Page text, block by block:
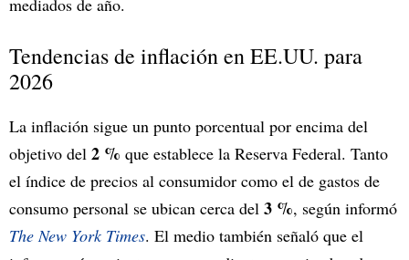
Tendencias de inflación en EE.UU. para
2026
La inflación sigue un punto porcentual por encima del
objetivo del 2 % que establece la Reserva Federal. Tanto
el índice de precios al consumidor como el de gastos de
consumo personal se ubican cerca del 3 %, según informó
The New York Times. El medio también señaló que el